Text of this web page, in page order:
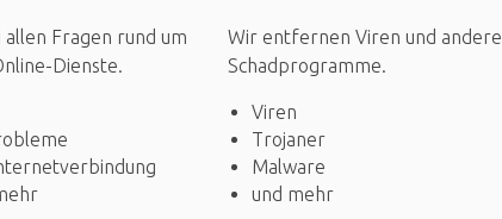
Fragen rund um
Dienste.
Wir entfernen Viren und andere
Schadprogramme.
Viren
Trojaner
Malware
und mehr